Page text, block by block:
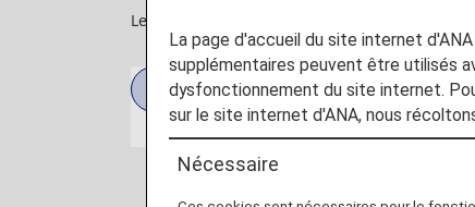
Les dernières informations sur les aéroports,
2026 2025
La page d'accueil du site internet
supplémentaires peuvent être utilisés
dysfonctionnement du site internet.
sur le site internet d'ANA, nous
Nécessaire